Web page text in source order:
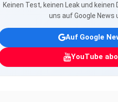
Keinen Test, keinen Leak und
uns auf Google News
Auf Google
YouTube